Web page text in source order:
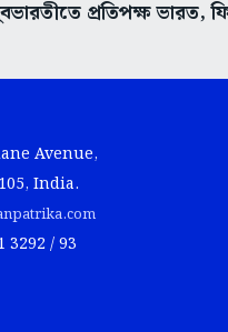
প্রতিপক্ষ ভারত,
Avenue,
India.
3292 / 93